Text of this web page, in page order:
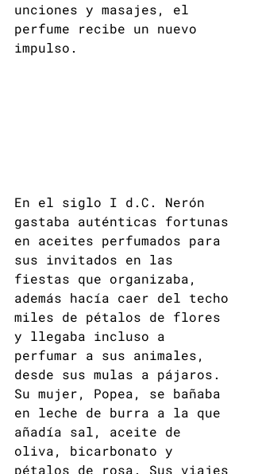
unciones y masajes, el
perfume recibe un nuevo
impulso.
En el siglo I d.C. Nerón
gastaba auténticas fortunas
en aceites perfumados para
sus invitados en las
fiestas que organizaba,
además hacía caer del techo
miles de pétalos de flores
y llegaba incluso a
perfumar a sus animales,
desde sus mulas a pájaros.
Su mujer, Popea, se bañaba
en leche de burra a la que
añadía sal, aceite de
oliva, bicarbonato y
pétalos de rosa. Sus viajes